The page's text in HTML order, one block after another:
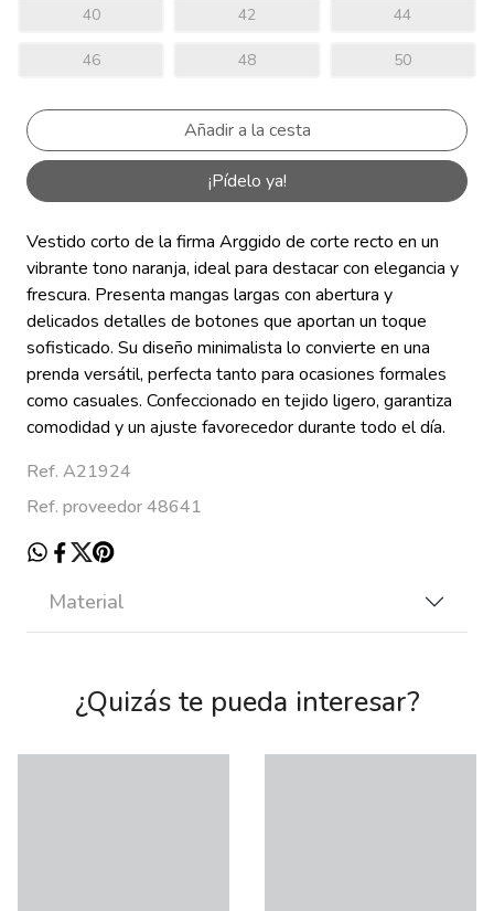
40 42 44
46 48 50
¡Pídelo ya!
Vestido corto de la firma Arggido de corte recto en un
vibrante tono naranja, ideal para destacar con elegancia y
frescura. Presenta mangas largas con abertura y
delicados detalles de botones que aportan un toque
sofisticado. Su diseño minimalista lo convierte en una
prenda versátil, perfecta tanto para ocasiones formales
como casuales. Confeccionado en tejido ligero, garantiza
comodidad y un ajuste favorecedor durante todo el día.
Ref. A21924
Ref. proveedor 48641
Material
¿Quizás te pueda interesar?